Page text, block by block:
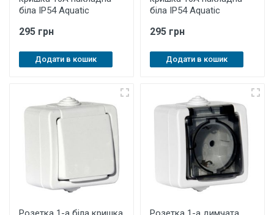
біла IP54 Aquatic
295 грн
Додати в кошик
біла IP54 Aquatic
295 грн
Додати в кошик